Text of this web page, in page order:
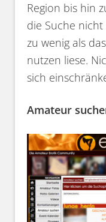
Region bis hin
die Suche
zu wenig als
nutzen liese.
sich
Amateur